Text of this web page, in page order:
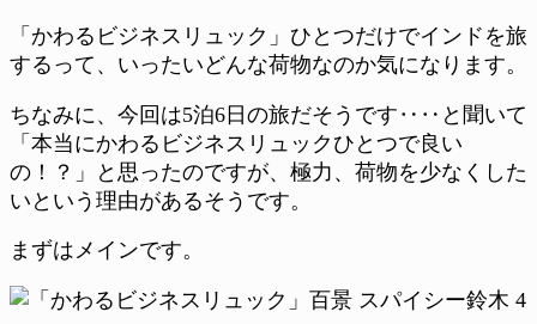
「かわるビジネスリュック」ひとつだけでインドを旅
するって、いったいどんな荷物なのか気になります。
ちなみに、今回は5泊6日の旅だそうです‥‥と聞いて
「本当にかわるビジネスリュックひとつで良い
の！？」と思ったのですが、極力、荷物を少なくした
いという理由があるそうです。
まずはメインです。